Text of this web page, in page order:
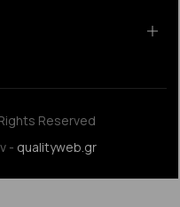
Reserved
- qualityweb.gr